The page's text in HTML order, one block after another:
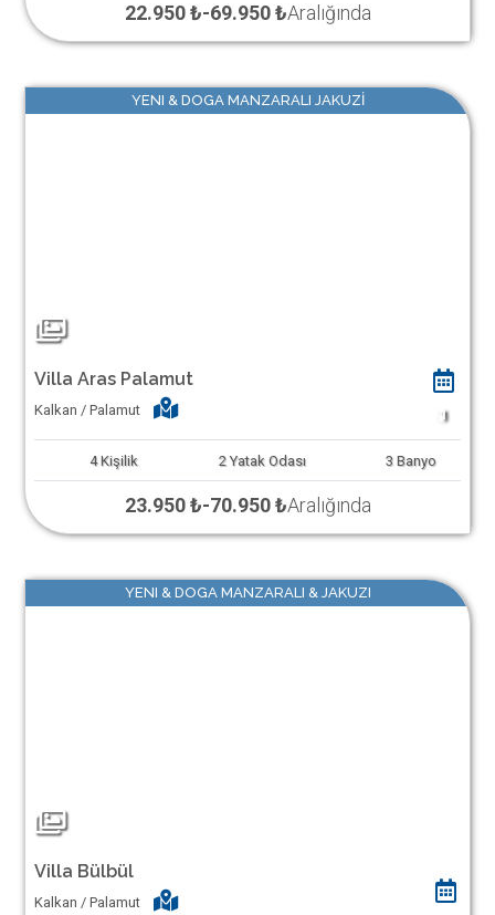
22.950 ₺-69.950 ₺Aralığında
YENI & DOGA MANZARALI JAKUZİ
Villa Aras Palamut
Kalkan / Palamut 1
4 Kişilik 2 Yatak Odası 3 Banyo
23.950 ₺-70.950 ₺Aralığında
YENI & DOGA MANZARALI & JAKUZI
Villa Bülbül
Kalkan / Palamut